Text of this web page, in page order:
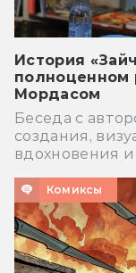
История
полноценном
Мордасом
Беседа с
создания,
вдохновения
Комиксы